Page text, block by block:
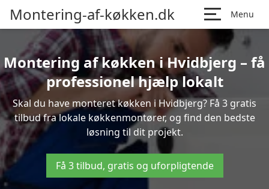
Montering-af-køkken.dk Menu
Montering af køkken i Hvidbjerg – få
professionel hjælp lokalt
Skal du have monteret køkken i Hvidbjerg? Få 3 gratis
tilbud fra lokale køkkenmontører, og find den bedste
løsning til dit projekt.
Få 3 tilbud, gratis og uforpligtende